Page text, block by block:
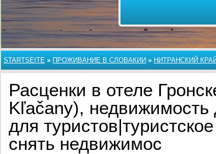
STARTSEITE » ПРОЖИВАНИЕ В СЛОВАКИИ » НИТРАНСКИЙ
Расценки в отеле
Kľačany),
для
снять недвижимос